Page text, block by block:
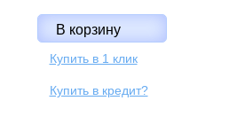
Купить в 1 клик
Купить в кредит?